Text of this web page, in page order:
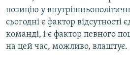
позицію у
сьогодні є фактор відсутності
команді, і є фактор певного
на цей час, можливо, влаштує.